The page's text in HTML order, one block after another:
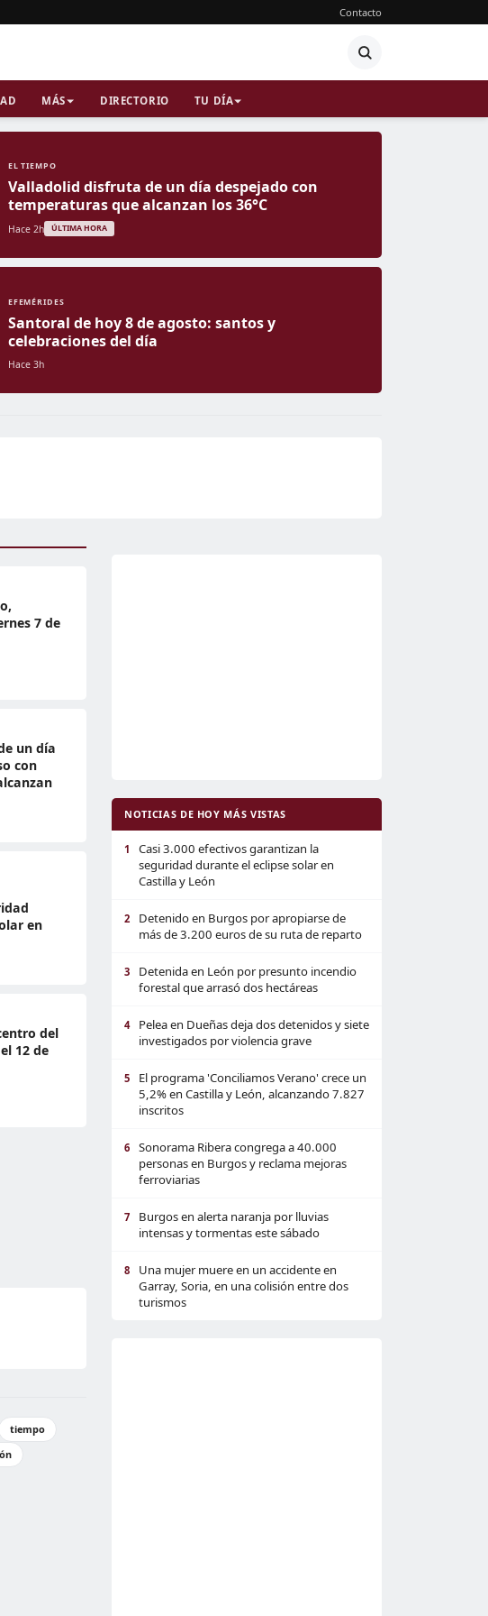
Contacto
MÁS DIRECTORIO TU DÍA
EL TIEMPO
Valladolid disfruta de un día despejado con
temperaturas que alcanzan los 36°C
Hace 2h ÚLTIMA HORA
EFEMÉRIDES
Santoral de hoy 8 de agosto: santos y
celebraciones del día
Hace 3h
7 de
un día
con
en
del
12 de
tiempo
NOTICIAS DE HOY MÁS VISTAS
1
Casi 3.000 efectivos garantizan la
seguridad durante el eclipse solar en
Castilla y León
2
Detenido en Burgos por apropiarse de
más de 3.200 euros de su ruta de reparto
3
Detenida en León por presunto incendio
forestal que arrasó dos hectáreas
4
Pelea en Dueñas deja dos detenidos y siete
investigados por violencia grave
5
El programa 'Conciliamos Verano' crece un
5,2% en Castilla y León, alcanzando 7.827
inscritos
6
Sonorama Ribera congrega a 40.000
personas en Burgos y reclama mejoras
ferroviarias
7
Burgos en alerta naranja por lluvias
intensas y tormentas este sábado
8
Una mujer muere en un accidente en
Garray, Soria, en una colisión entre dos
turismos